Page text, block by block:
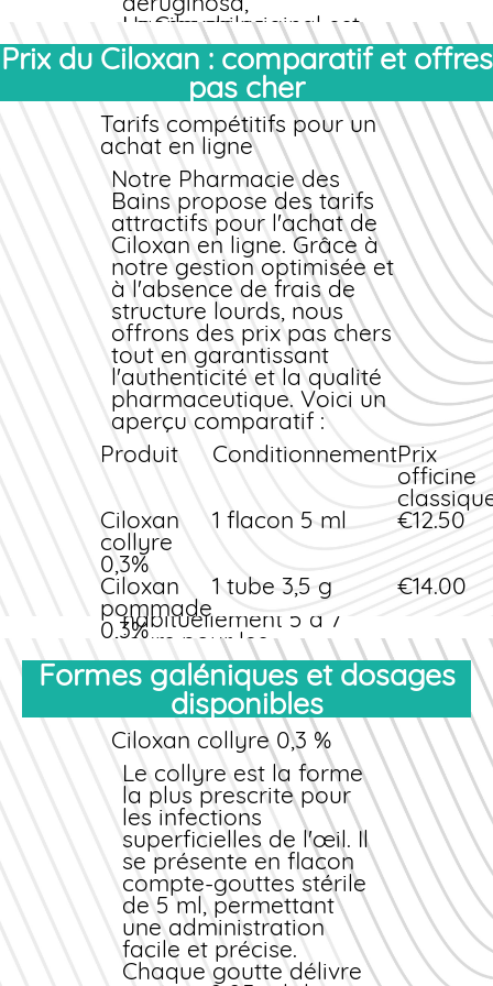
Le Ciloxan original est
fabriqué par Alcon
(anciennement
Novartis Ophtalmics).
Des versions
génériquesexistent
également sous le
nom de ciprofloxacine
ophtalmique,
commercialisées par
plusieurs laboratoires
européens certifiés.
Ces génériques offrent
la même efficacité à
unprix moins cher.
Haemophilus
influenzae).
Indications cliniques
Le Ciloxan est indiqué
dans le traitement des
infections oculaires
externes suivantes :
Conjonctivites
bactériennes aiguës
Kératites bactériennes
Ulcères cornéens
infectés
Blépharites bactériennes
Prophylaxie post-
chirurgicale (cataracte,
LASIK)
Délai d'action et durée
de traitement
L'amélioration des
généralement dans les
48 à 72 heures suivant
l'initiation du
traitement. Une cure
complète dure
habituellement 5 à 7
jours pour les
conjonctivites simples,
et jusqu'à 14 jours pour
les kératites sévères. Il
est crucial de
poursuivre le
traitement jusqu'à son
terme, même en cas
d'amélioration
précoce, pour éviter
les rechutes et la
résistance
bactérienne.
Prix du Ciloxan : comparatif et offres
pas cher
Tarifs compétitifs pour un
achat en ligne
Notre Pharmacie des
Bains propose des tarifs
attractifs pour l'achatde
Ciloxan en ligne. Grâce à
notre gestion optimisée et
à l'absence de frais de
structure lourds, nous
offrons des prix pas chers
tout en garantissant
l'authenticité et la qualité
pharmaceutique. Voici un
aperçu comparatif :
Produit
ConditionnementPrix
officine
Ciloxan
collyre
0,3%
1 flacon 5 ml €12.50
Ciloxan
pommade
0,3%
1 tube 3,5 g €14.00
traitement
complet
2 flacons + 1
tube
€39.00
Lalivraisonest gratuite
pour toute commande
supérieure à 40 € sur le
territoire français. Vous
profitez ainsi d'un service
complet, rapide et
économique.
Versions génériques
disponibles
Nous proposons
également des versions
Formes galéniques et dosages
disponibles
Ciloxan collyre 0,3 %
Le collyre est la forme
la plus prescrite pour
les infections
superficielles de l'œil. Il
se présente en flacon
compte-gouttes stérile
de 5 ml, permettant
une administration
facile et précise.
Chaque goutte délivre